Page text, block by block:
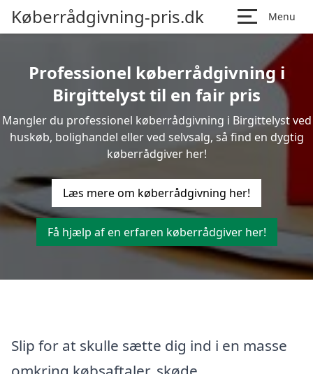
Køberrådgivning-pris.dk Menu
Professionel køberrådgivning i
Birgittelyst til en fair pris
Mangler du professionel køberrådgivning i Birgittelyst ved
huskøb, bolighandel eller ved selvsalg, så find en dygtig
køberrådgiver her!
Læs mere om køberrådgivning her!
Få hjælp af en erfaren køberrådgiver her!
Slip for at skulle sætte dig ind i en masse